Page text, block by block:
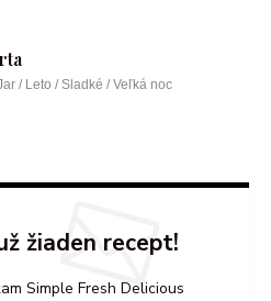
/ Leto / Sladké / Veľká noc
žiaden recept!
Simple Fresh Delicious